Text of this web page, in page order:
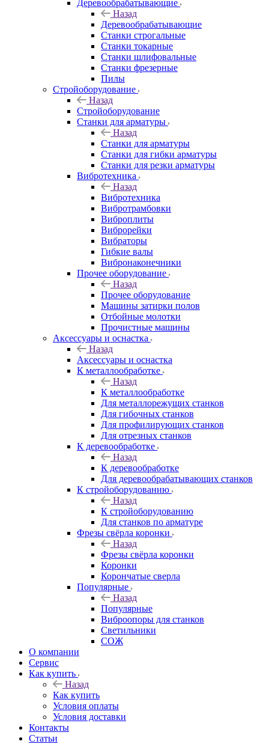
Деревообрабатывающие
Назад
Деревообрабатывающие
Станки строгальные
Станки токарные
Станки шлифовальные
Станки фрезерные
Пилы
Стройоборудование
Назад
Стройоборудование
Станки для арматуры
Назад
Станки для арматуры
Станки для гибки арматуры
Станки для резки арматуры
Вибротехника
Назад
Вибротехника
Вибротрамбовки
Виброплиты
Виброрейки
Вибраторы
Гибкие валы
Вибронаконечники
Прочее оборудование
Назад
Прочее оборудование
Машины затирки полов
Отбойные молотки
Прочистные машины
Аксeccyapы и оснастка
Назад
Аксeccyapы и оснастка
К металлообработке
Назад
К металлообработке
Для металлорежущих станков
Для гибочных станков
Для профилирующих станков
Для отрезных станков
К деревообработке
Назад
К деревообработке
Для деревообрабатывающих станков
К стройоборудованию
Назад
К стройоборудованию
Для станков по арматуре
Фрезы свёрла коронки
Назад
Фрезы свёрла коронки
Коронки
Корончатые сверла
Популярные
Назад
Популярные
Виброопоры для станков
Светильники
СОЖ
О компании
Сервис
Как купить
Назад
Как купить
Условия оплаты
Условия доставки
Контакты
Статьи